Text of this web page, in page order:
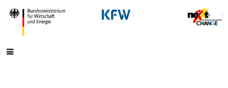
SrOnlyNavigation
Hauptmenü